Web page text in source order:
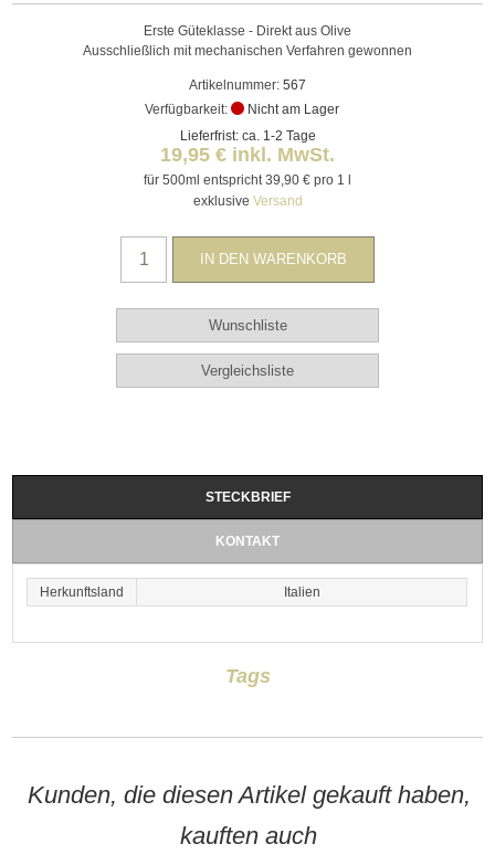
Erste Güteklasse - Direkt aus Olive
Ausschließlich mit mechanischen Verfahren gewonnen
Artikelnummer: 567
Verfügbarkeit:
Nicht am Lager
Lieferfrist: ca. 1-2 Tage
19,95 € inkl. MwSt.
für 500ml entspricht 39,90 € pro 1 l
exklusive Versand
STECKBRIEF
KONTAKT
Herkunftsland Italien
Tags
Kunden, die diesen Artikel gekauft haben,
kauften auch